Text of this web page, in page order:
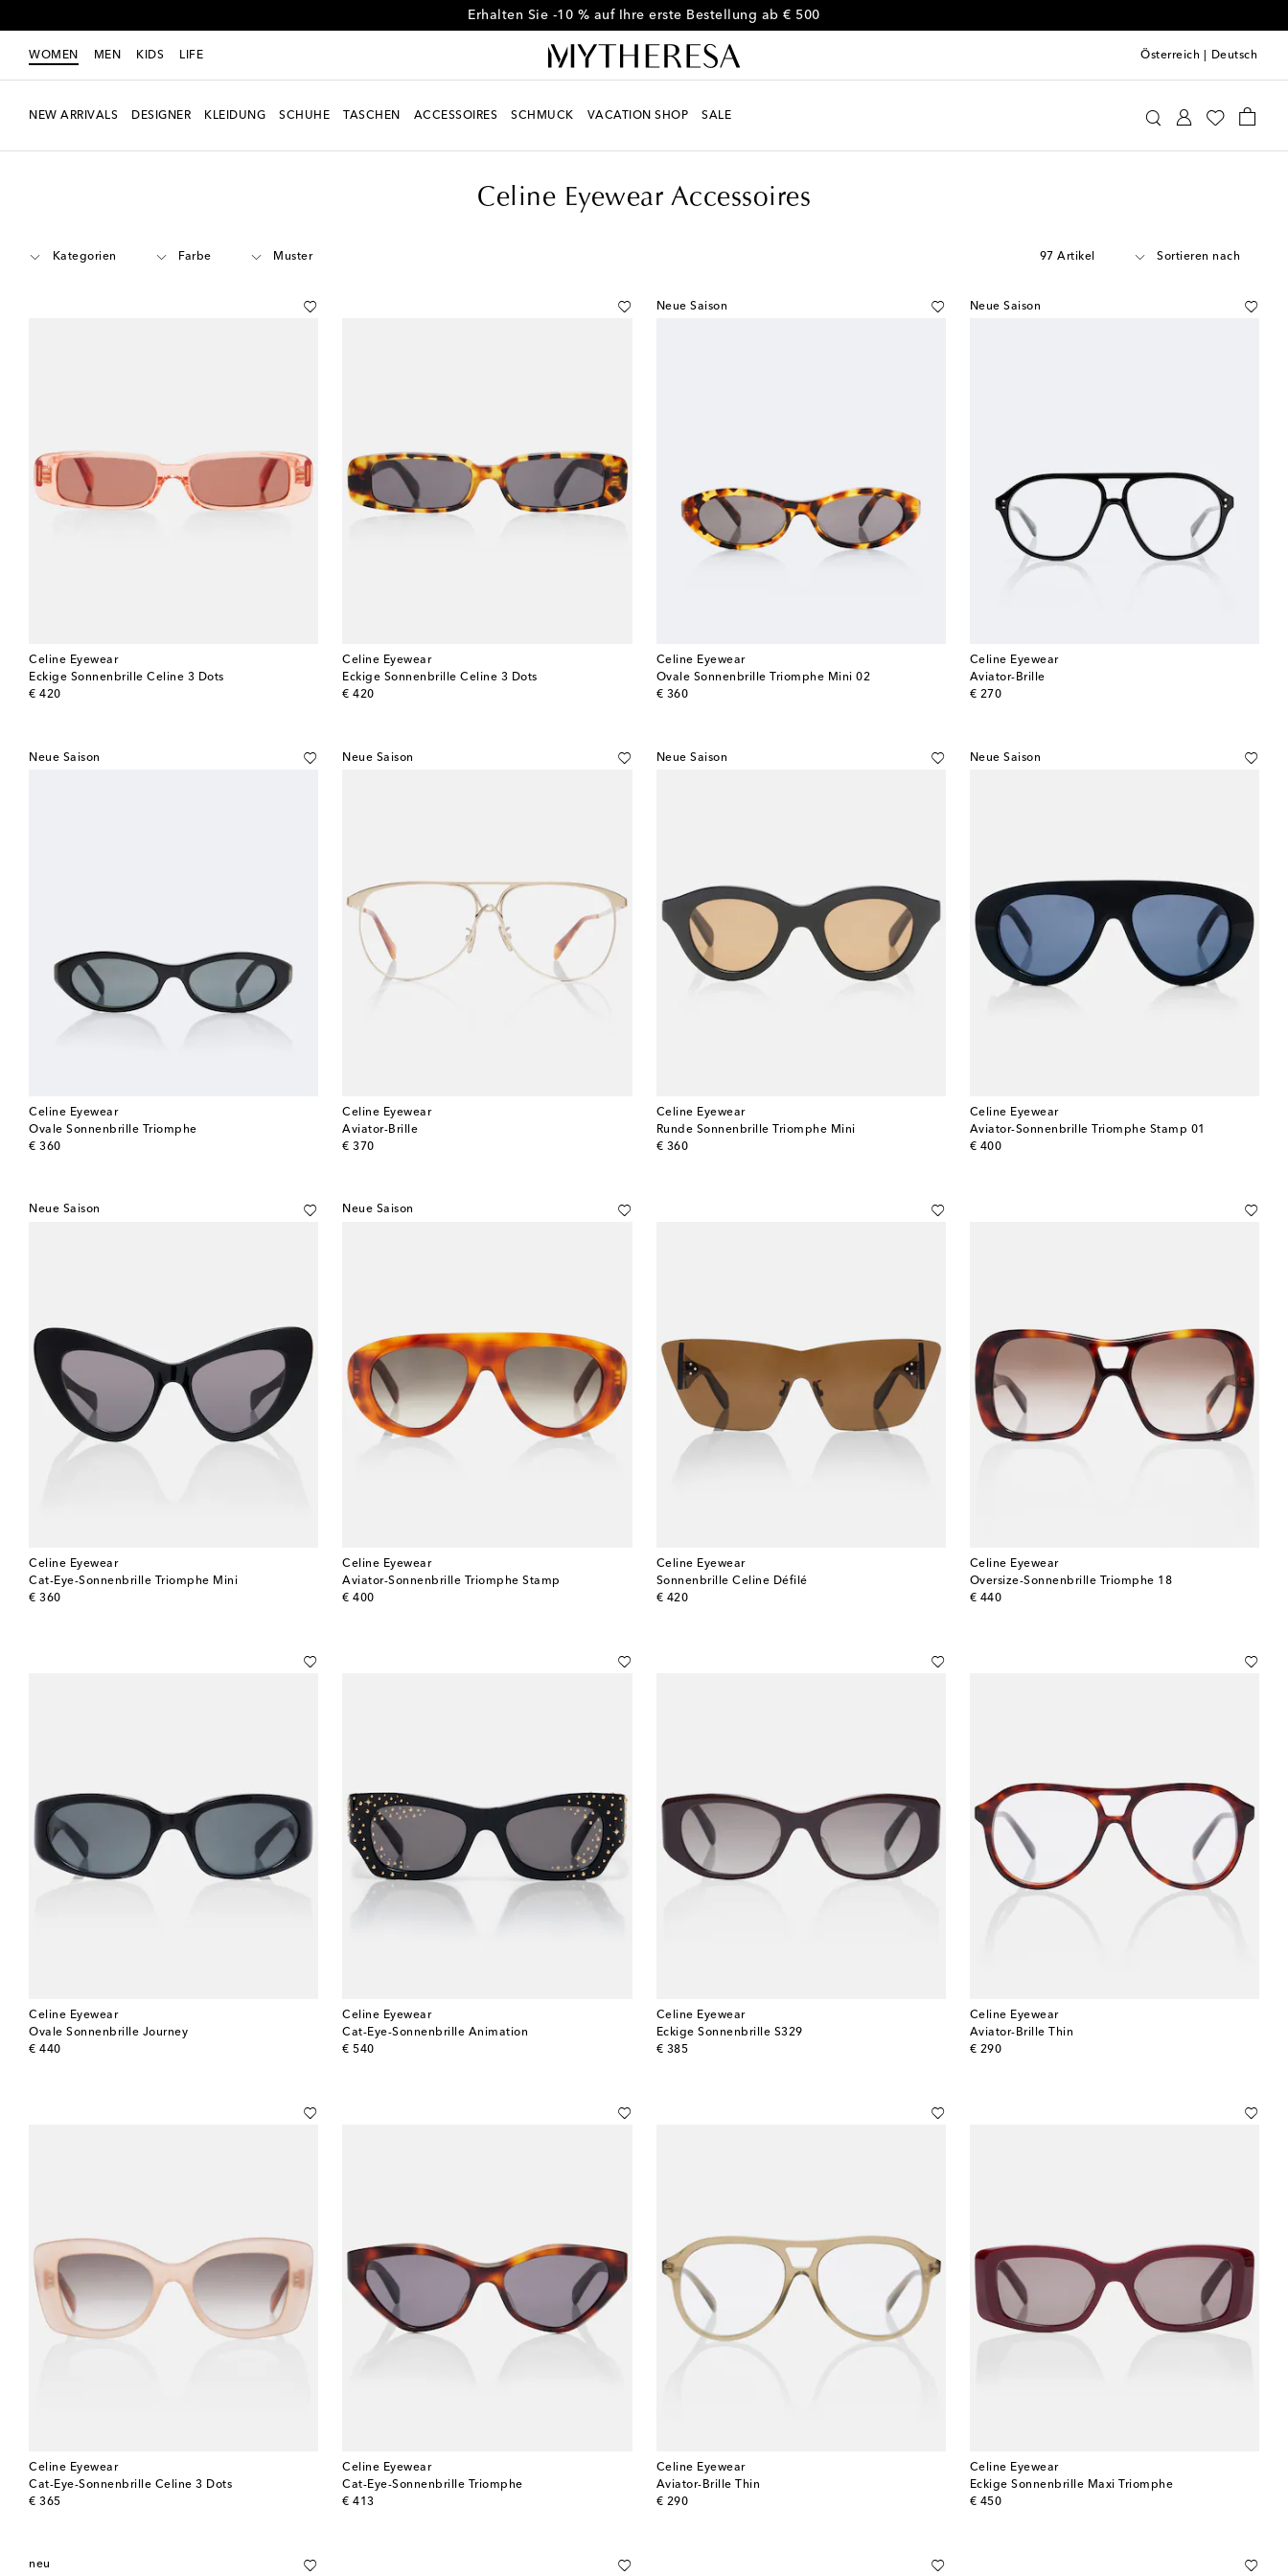
Erhalten Sie -10 % auf Ihre erste Bestellung ab € 500
WOMEN MEN KIDS LIFE Österreich Deutsch
NEW ARRIVALS DESIGNER KLEIDUNG SCHUHE TASCHEN ACCESSOIRES SCHMUCK VACATION SHOP SALE
Celine Eyewear Accessoires
Kategorien Farbe Muster 97 Artikel Sortieren nach
Celine Eyewear
Eckige Sonnenbrille Celine 3 Dots
€ 420
original price
Celine Eyewear
Eckige Sonnenbrille Celine 3 Dots
€ 420
original price
Neue Saison
Celine Eyewear
Ovale Sonnenbrille Triomphe Mini 02
€ 360
original price
Neue Saison
Celine Eyewear
Aviator-Brille
€ 270
original price
Neue Saison
Celine Eyewear
Ovale Sonnenbrille Triomphe
€ 360
original price
Neue Saison
Celine Eyewear
Aviator-Brille
€ 370
original price
Neue Saison
Celine Eyewear
Runde Sonnenbrille Triomphe Mini
€ 360
original price
Neue Saison
Celine Eyewear
Aviator-Sonnenbrille Triomphe Stamp 01
€ 400
original price
Neue Saison
Celine Eyewear
Cat-Eye-Sonnenbrille Triomphe Mini
€ 360
original price
Neue Saison
Celine Eyewear
Aviator-Sonnenbrille Triomphe Stamp
€ 400
original price
Celine Eyewear
Sonnenbrille Celine Défilé
€ 420
original price
Celine Eyewear
Oversize-Sonnenbrille Triomphe 18
€ 440
original price
Celine Eyewear
Ovale Sonnenbrille Journey
€ 440
original price
Celine Eyewear
Cat-Eye-Sonnenbrille Animation
€ 540
original price
Celine Eyewear
Eckige Sonnenbrille S329
€ 385
original price
Celine Eyewear
Aviator-Brille Thin
€ 290
original price
Celine Eyewear
Cat-Eye-Sonnenbrille Celine 3 Dots
€ 365
original price
Celine Eyewear
Cat-Eye-Sonnenbrille Triomphe
€ 413
original price
Celine Eyewear
Aviator-Brille Thin
€ 290
original price
Celine Eyewear
Eckige Sonnenbrille Maxi Triomphe
€ 450
original price
neu